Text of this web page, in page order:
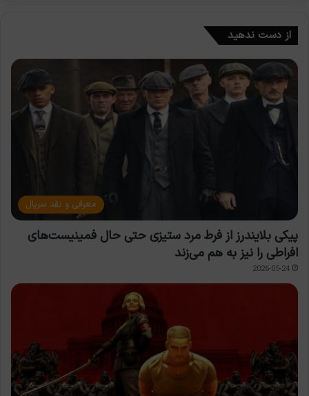
از دست ندهید
معرفی و نقد سریال
پیکی بلایندرز از فرط مرد ستیزی حتی حال فمینیست‌های
افراطی را نیز به هم می‌زند
2026-05-24